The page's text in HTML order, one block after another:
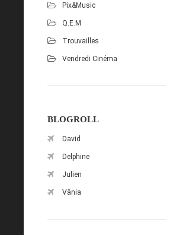
Pix&Music
Q.E.M
Trouvailles
Vendredi Cinéma
BLOGROLL
David
Delphine
Julien
Vânia